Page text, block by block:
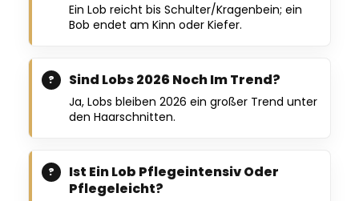
Ein Lob reicht bis Schulter/Kragenbein; ein
Bob endet am Kinn oder Kiefer.
Sind Lobs 2026 Noch Im Trend?
Ja, Lobs bleiben 2026 ein großer Trend unter
den Haarschnitten.
Ist Ein Lob Pflegeintensiv Oder
Pflegeleicht?